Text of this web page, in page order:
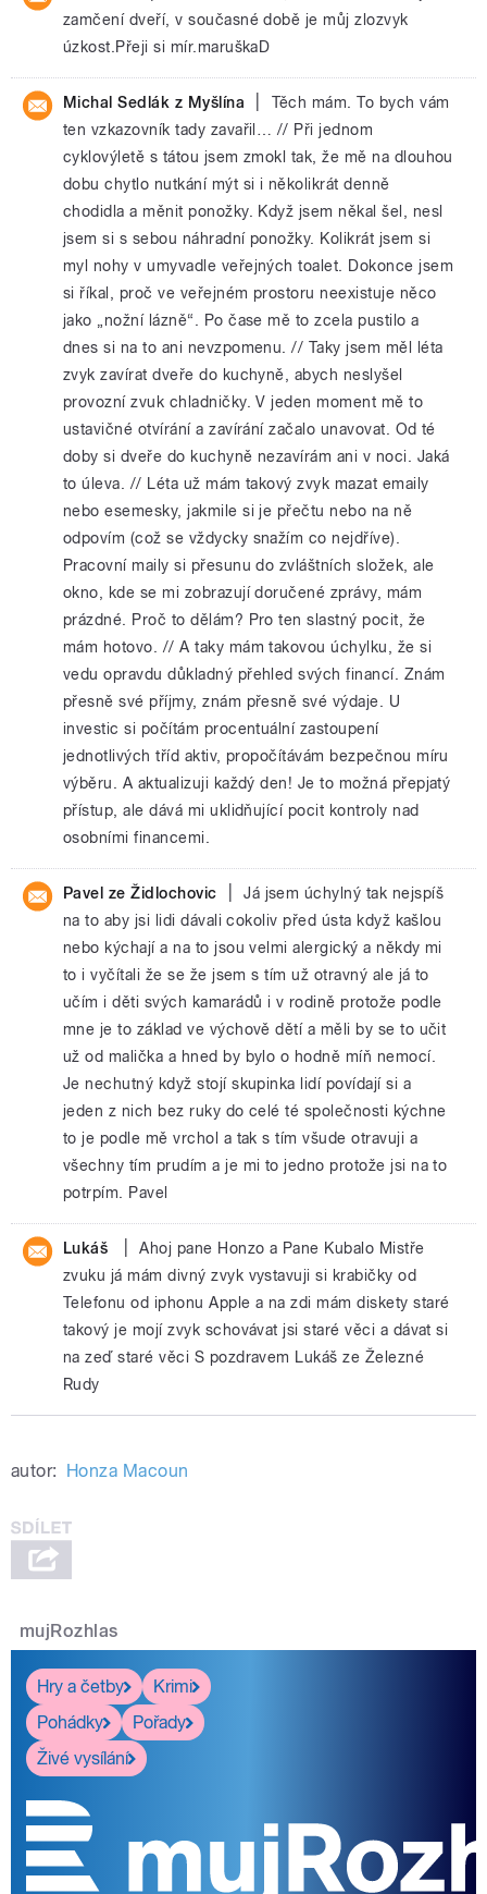
zamčení dveří, v současné době je můj zlozvyk
úzkost.Přeji si mír.maruškaD
Michal Sedlák z Myšlína
Těch mám. To bych vám
ten vzkazovník tady zavařil… // Při jednom
cyklovýletě s tátou jsem zmokl tak, že mě na dlouhou
dobu chytlo nutkání mýt si i několikrát denně
chodidla a měnit ponožky. Když jsem někal šel, nesl
jsem si s sebou náhradní ponožky. Kolikrát jsem si
myl nohy v umyvadle veřejných toalet. Dokonce jsem
si říkal, proč ve veřejném prostoru neexistuje něco
jako „nožní lázně“. Po čase mě to zcela pustilo a
dnes si na to ani nevzpomenu. // Taky jsem měl léta
zvyk zavírat dveře do kuchyně, abych neslyšel
provozní zvuk chladničky. V jeden moment mě to
ustavičné otvírání a zavírání začalo unavovat. Od té
doby si dveře do kuchyně nezavírám ani v noci. Jaká
to úleva. // Léta už mám takový zvyk mazat emaily
nebo esemesky, jakmile si je přečtu nebo na ně
odpovím (což se vždycky snažím co nejdříve).
Pracovní maily si přesunu do zvláštních složek, ale
okno, kde se mi zobrazují doručené zprávy, mám
prázdné. Proč to dělám? Pro ten slastný pocit, že
mám hotovo. // A taky mám takovou úchylku, že si
vedu opravdu důkladný přehled svých financí. Znám
přesně své příjmy, znám přesně své výdaje. U
investic si počítám procentuální zastoupení
jednotlivých tříd aktiv, propočítávám bezpečnou míru
výběru. A aktualizuji každý den! Je to možná přepjatý
přístup, ale dává mi uklidňující pocit kontroly nad
osobními financemi.
Pavel ze Židlochovic
Já jsem úchylný tak nejspíš
na to aby jsi lidi dávali cokoliv před ústa když kašlou
nebo kýchají a na to jsou velmi alergický a někdy mi
to i vyčítali že se že jsem s tím už otravný ale já to
učím i děti svých kamarádů i v rodině protože podle
mne je to základ ve výchově dětí a měli by se to učit
už od malička a hned by bylo o hodně míň nemocí.
Je nechutný když stojí skupinka lidí povídají si a
jeden z nich bez ruky do celé té společnosti kýchne
to je podle mě vrchol a tak s tím všude otravuji a
všechny tím prudím a je mi to jedno protože jsi na to
potrpím. Pavel
Lukáš
Ahoj pane Honzo a Pane Kubalo Mistře
zvuku já mám divný zvyk vystavuji si krabičky od
Telefonu od iphonu Apple a na zdi mám diskety staré
takový je mojí zvyk schovávat jsi staré věci a dávat si
na zeď staré věci S pozdravem Lukáš ze Železné
Rudy
autor: Honza Macoun
mujRozhlas
Hry a četby
Krimi
Pohádky
Pořady
Živé vysílání